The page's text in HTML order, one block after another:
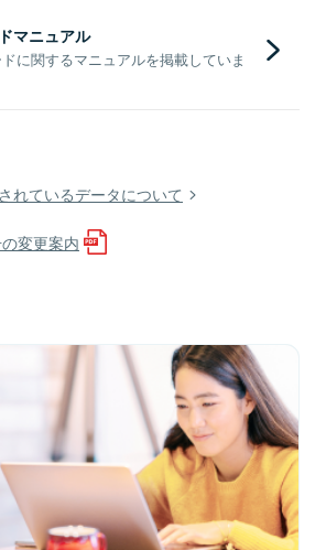
マニュアル
に関するマニュアルを掲載していま
れているデータについて
変更案内